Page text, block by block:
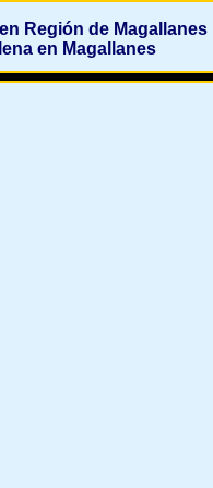
Región de Magallanes
en Magallanes